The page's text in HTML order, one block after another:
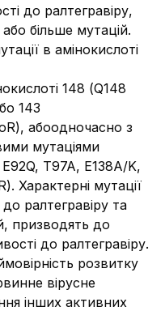
до ралтегравіру,
більше мутацій.
в амінокислоті
148 (Q148
143
абоодночасно з
мутаціями
T97A, E138A/K,
Характерні мутації
ралтегравіру та
призводять до
до ралтегравіру.
розвитку
вірусне
інших активних